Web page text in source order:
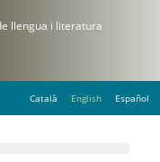
Català English Español